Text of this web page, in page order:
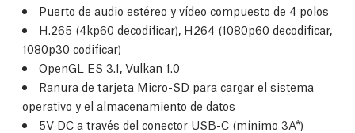
Puerto de audio estéreo y vídeo compuesto de 4 polos
H.265 (4kp60 decodificar), H264 (1080p60 decodificar,
1080p30 codificar)
OpenGL ES 3.1, Vulkan 1.0
Ranura de tarjeta Micro-SD para cargar el sistema
operativo y el almacenamiento de datos
5V DC a través del conector USB-C (mínimo 3A*)